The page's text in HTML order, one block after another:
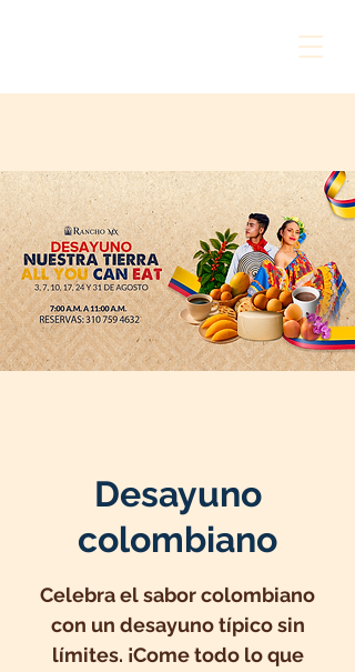
Desayuno
colombiano
Celebra el sabor colombiano
con un desayuno típico sin
límites. ¡Come todo lo que